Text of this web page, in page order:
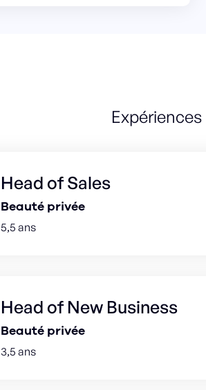
Expériences
Head of Sales
Beauté privée
5,5 ans
Head of New Business
Beauté privée
3,5 ans